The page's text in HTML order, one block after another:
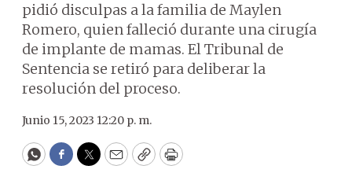
pidió disculpas a la familia de Maylen
Romero, quien falleció durante una cirugía
de implante de mamas. El Tribunal de
Sentencia se retiró para deliberar la
resolución del proceso.
Junio 15, 2023 12:20 p. m.
WhatsApp
Facebook
Twitter
EmailCopyPrint